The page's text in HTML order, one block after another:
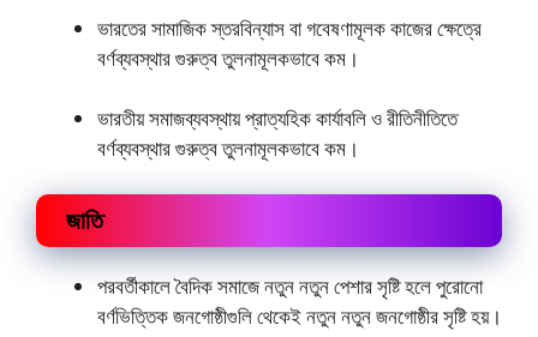
ভারতের সামাজিক স্তরবিন্যাস বা গবেষণামূলক কাজের ক্ষেত্রে
বর্ণব্যবস্থার গুরুত্ব তুলনামূলকভাবে কম।
ভারতীয় সমাজব্যবস্থায় প্রাত্যহিক কার্যাবলি ও রীতিনীতিতে
বর্ণব্যবস্থার গুরুত্ব তুলনামূলকভাবে কম।
জাতি
পরবর্তীকালে বৈদিক সমাজে নতুন নতুন পেশার সৃষ্টি হলে পুরােনাে
বর্ণভিত্তিক জনগােষ্ঠীগুলি থেকেই নতুন নতুন জনগােষ্ঠীর সৃষ্টি হয়।